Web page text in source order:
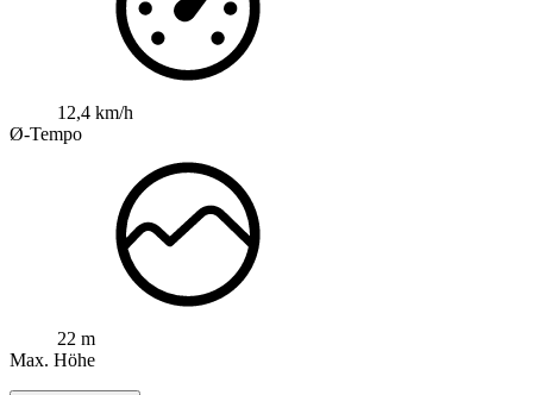
12,4 km/h
Ø-Tempo
22 m
Max. Höhe